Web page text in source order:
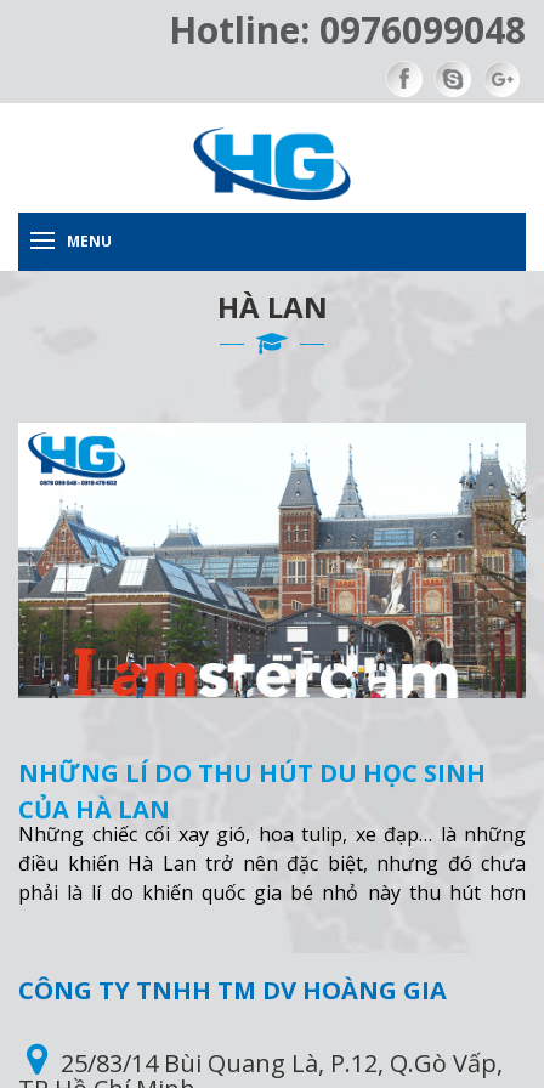
Hotline: 0976099048
MENU
HÀ LAN
NHỮNG LÍ DO THU HÚT DU HỌC SINH
CỦA HÀ LAN
Những chiếc cối xay gió, hoa tulip, xe đạp… là những
điều khiến Hà Lan trở nên đặc biệt, nhưng đó chưa
phải là lí do khiến quốc gia bé nhỏ này thu hút hơn
hút của nền giáo dục Hà Lan:Xem thêm
CÔNG TY TNHH TM DV HOÀNG GIA
25/83/14 Bùi Quang Là, P.12, Q.Gò Vấp,